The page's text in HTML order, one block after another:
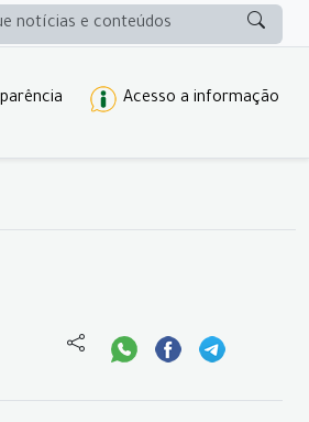
Acesso a informação